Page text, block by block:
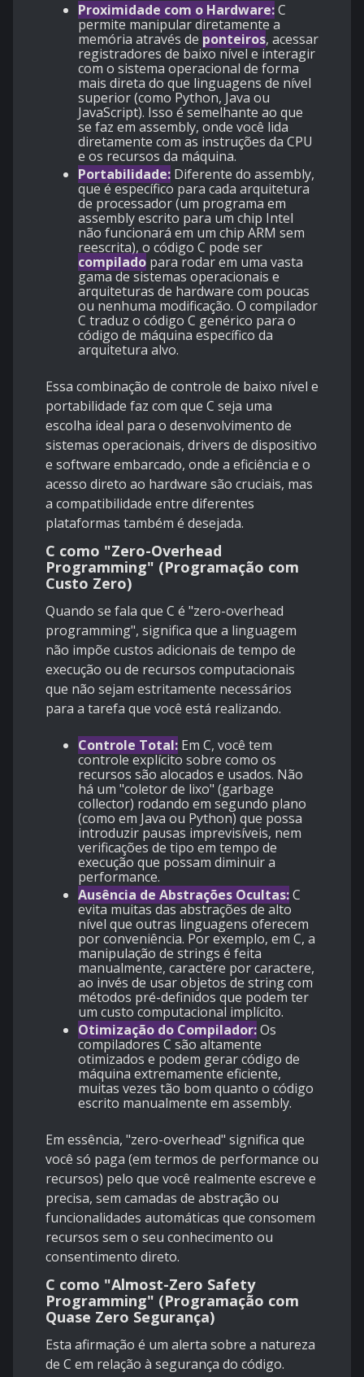
Proximidade com o Hardware:C
permite manipular diretamente a
memória através de ponteiros, acessar
registradores de baixo nível e interagir
com o sistema operacional de forma
mais direta do que linguagens de nível
superior (como Python, Java ou
JavaScript). Isso é semelhante ao que
se faz em assembly, onde você lida
diretamente com as instruções da CPU
e os recursos da máquina.
Portabilidade: Diferente do assembly,
que é específico para cada arquitetura
de processador (um programa em
assembly escrito para um chip Intel
não funcionará em um chip ARM sem
reescrita), o código C pode ser
compilado para rodar em uma vasta
gama de sistemas operacionais e
arquiteturas de hardware com poucas
ou nenhuma modificação. O compilador
C traduz o código C genérico para o
código de máquina específico da
arquitetura alvo.
Essa combinação de controle de baixo nível e
portabilidade faz com que C seja uma
escolha ideal para o desenvolvimento de
sistemas operacionais, drivers de dispositivo
e software embarcado, onde a eficiência e o
acesso direto ao hardware são cruciais, mas
a compatibilidade entre diferentes
plataformas também é desejada.
C como "Zero-Overhead
Programming" (Programação com
Custo Zero)
Quando se fala que C é "zero-overhead
programming", significa que a linguagem
não impõe custos adicionais de tempo de
execução ou de recursos computacionais
que não sejam estritamente necessários
para a tarefa que você está realizando.
Controle Total: Em C, você tem
controle explícito sobre como os
recursos são alocados e usados. Não
há um "coletor de lixo" (garbage
collector) rodando em segundo plano
(como em Java ou Python) que possa
introduzir pausas imprevisíveis, nem
verificações de tipo em tempo de
execução que possam diminuir a
performance.
Ausência de Abstrações Ocultas:C
evita muitas das abstrações de alto
nível que outras linguagens oferecem
por conveniência. Por exemplo, em C, a
manipulação de strings é feita
manualmente, caractere por caractere,
ao invés de usar objetos de string com
métodos pré-definidos que podem ter
um custo computacional implícito.
Otimização do Compilador:Os
compiladores C são altamente
otimizados e podem gerar código de
máquina extremamente eficiente,
muitas vezes tão bom quanto o código
escrito manualmente em assembly.
Em essência, "zero-overhead" significa que
você só paga (em termos de performance ou
recursos) pelo que você realmente escreve e
precisa, sem camadas de abstração ou
funcionalidades automáticas que consomem
recursos sem o seu conhecimento ou
consentimento direto.
C como "Almost-Zero Safety
Programming" (Programação com
Quase Zero Segurança)
Esta afirmação é um alerta sobre a natureza
de C em relação à segurança do código.